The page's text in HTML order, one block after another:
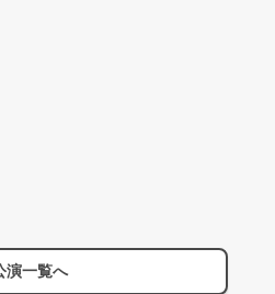
演一覧へ